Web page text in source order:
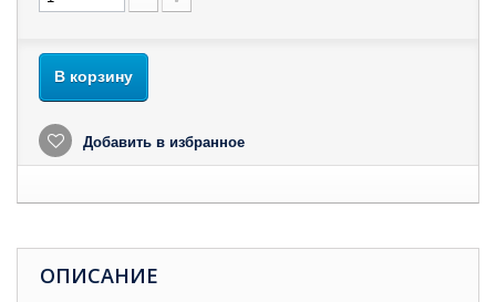
В корзину
Добавить в избранное
ОПИСАНИЕ